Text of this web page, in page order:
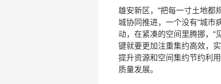
雄安新区，“把每一寸土地都
城协同推进，一个没有“城市
动，在紧凑的空间里腾挪，“
键就要更加注重集约高效，
提升资源和空间集约节约利
质量发展。